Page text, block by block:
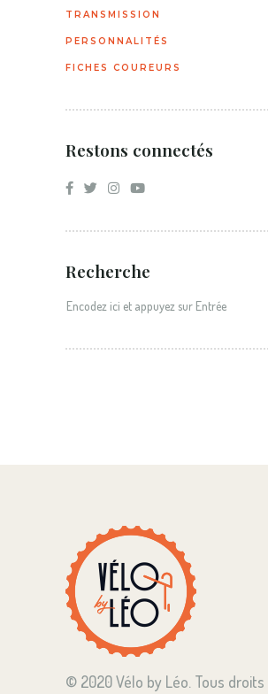
TRANSMISSION
PERSONNALITÉS
FICHES COUREURS
Restons connectés
Recherche
© 2020 Vélo by Léo. Tous